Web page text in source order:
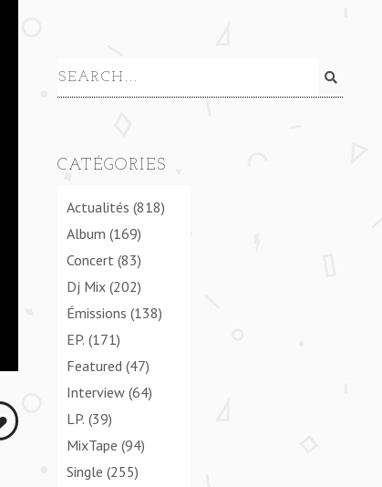
CATÉGORIES
Actualités (818)
Album (169)
Concert (83)
Dj Mix(202)
Émissions (138)
EP. (171)
Featured (47)
Interview(64)
LP. (39)
MixTape (94)
Single (255)